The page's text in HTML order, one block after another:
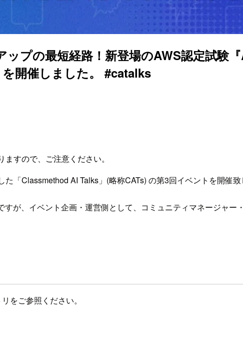
プの最短経路！新登場のAWS認定試験
開催しました。 #catalks
すので、ご注意ください。
「Classmethod AI Talks」(略称CATs) の第3回イベントを開催致
が、イベント企画・運営側として、コミュニティマネージャー
をご参照ください。